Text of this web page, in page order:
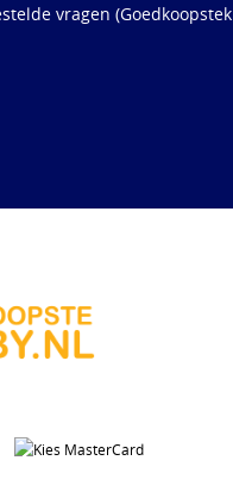
vragen